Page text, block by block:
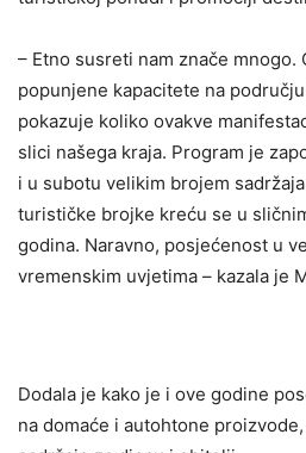
– Etno susreti nam znače mnogo.
popunjene kapacitete na
pokazuje koliko ovakve
slici našega kraja. Program je
i u subotu velikim brojem
turističke brojke kreću se u
godina. Naravno, posjećenost u
vremenskim uvjetima – kazala je
Dodala je kako je i ove godine
na domaće i autohtone